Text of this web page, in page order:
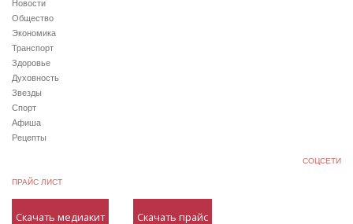
Новости
Общество
Экономика
Транспорт
Здоровье
Духовность
Звезды
Спорт
Афиша
Рецепты
СОЦСЕТИ
ПРАЙС ЛИСТ
Скачать медиакит Скачать прайс